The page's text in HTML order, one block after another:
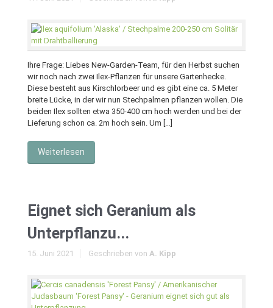
Ihre Frage: Liebes New-Garden-Team, für den Herbst suchen
wir noch nach zwei Ilex-Pflanzen für unsere Gartenhecke.
Diese besteht aus Kirschlorbeer und es gibt eine ca. 5 Meter
breite Lücke, in der wir nun Stechpalmen pflanzen wollen. Die
beiden Ilex sollten etwa 350-400 cm hoch werden und bei der
Lieferung schon ca. 2m hoch sein. Um […]
Weiterlesen
Eignet sich Geranium als
Unterpflanzu...
15. Juni 2021 Geschrieben von A. Kipp